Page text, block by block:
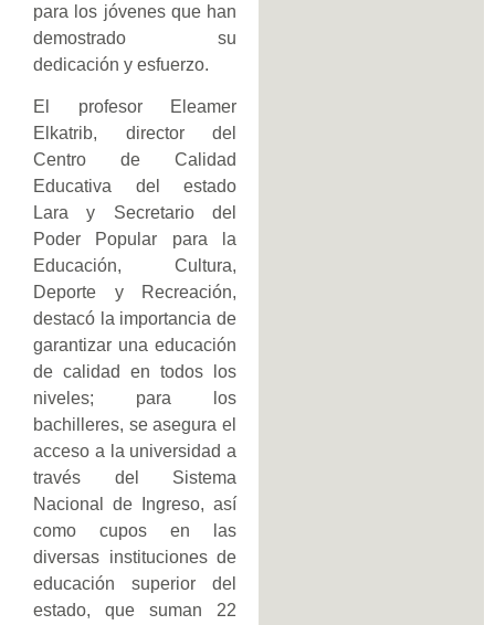
para los jóvenes que han
demostrado su
dedicación y esfuerzo.
El profesor Eleamer
Elkatrib, director del
Centro de Calidad
Educativa del estado
Lara y Secretario del
Poder Popular para la
Educación, Cultura,
Deporte y Recreación,
destacó la importancia de
garantizar una educación
de calidad en todos los
niveles; para los
bachilleres, se asegura el
acceso a la universidad a
través del Sistema
Nacional de Ingreso, así
como cupos en las
diversas instituciones de
educación superior del
estado, que suman 22